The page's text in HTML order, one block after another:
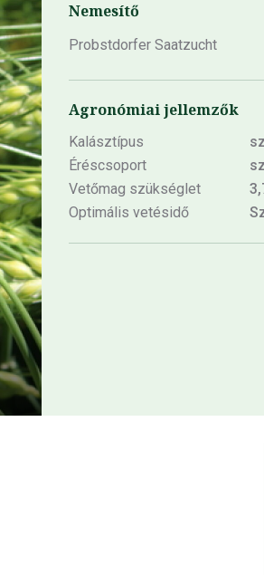
Nemesítő
Probstdorfer Saatzucht
Agronómiai jellemzők
Kalásztípus
Éréscsoport
Vetőmag szükséglet
Optimális vetésidő